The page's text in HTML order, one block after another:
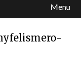
Menu